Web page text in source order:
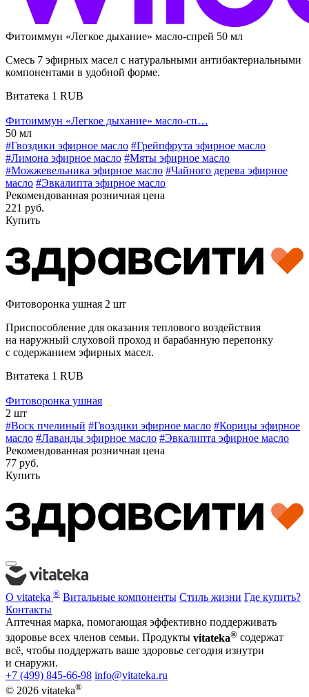
Фитоиммун «Легкое дыхание» масло-спрей 50 мл
Смесь 7 эфирных масел с натуральными антибактериальными
компонентами в удобной форме.
Витатека 1 RUB
Фитоиммун «Легкое дыхание» масло-сп…
50 мл
#Гвоздики эфирное масло #Грейпфрута эфирное масло
#Лимона эфирное масло #Мяты эфирное масло
#Можжевельника эфирное масло #Чайного дерева эфирное
масло #Эвкалипта эфирное масло
Рекомендованная розничная цена
221 руб.
Купить
Фитоворонка ушная 2 шт
Приспособление для оказания теплового воздействия
на наружный слуховой проход и барабанную перепонку
с содержанием эфирных масел.
Витатека 1 RUB
Фитоворонка ушная
2 шт
#Воск пчелиный #Гвоздики эфирное масло #Корицы эфирное
масло #Лаванды эфирное масло #Эвкалипта эфирное масло
Рекомендованная розничная цена
77 руб.
Купить
О vitateka ® Витальные компоненты Стиль жизни Где купить?
Контакты
Аптечная марка, помогающая эффективно поддерживать
здоровье всех членов семьи. Продукты vitateka® содержат
всё, чтобы поддержать ваше здоровье сегодня изнутри
и снаружи.
+7 (499) 845-66-98 info@vitateka.ru
© 2026 vitateka®